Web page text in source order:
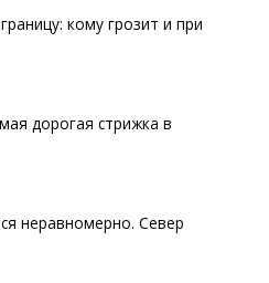
кому грозит и при
дорогая стрижка в
неравномерно. Север